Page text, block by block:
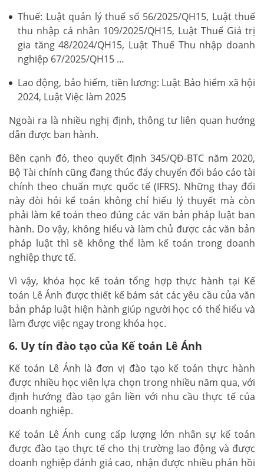
Thuế: Luật quản lý thuế số 56/2025/QH15, Luật thuế
thu nhập cá nhân 109/2025/QH15, Luật Thuế Giá trị
gia tăng 48/2024/QH15, Luật Thuế Thu nhập doanh
nghiệp 67/2025/QH15 …
Lao động, bảo hiểm, tiền lương: Luật Bảo hiểm xã hội
2024, Luật Việc làm 2025
Ngoài ra là nhiều nghị định, thông tư liên quan hướng
dẫn được ban hành.
Bên cạnh đó, theo quyết định 345/QĐ-BTC năm 2020,
Bộ Tài chính cũng đang thúc đẩy chuyển đổi báo cáo tài
chính theo chuẩn mực quốc tế (IFRS). Những thay đổi
này đòi hỏi kế toán không chỉ hiểu lý thuyết mà còn
phải làm kế toán theo đúng các văn bản pháp luật ban
hành. Do vậy, không hiểu và làm chủ được các văn bản
pháp luật thì sẽ không thể làm kế toán trong doanh
nghiệp thực tế.
Vì vậy, khóa học kế toán tổng hợp thực hành tại Kế
toán Lê Ánh được thiết kế bám sát các yêu cầu của văn
bản pháp luật hiện hành giúp người học có thể hiểu và
làm được việc ngay trong khóa học.
6. Uy tín đào tạo của Kế toán Lê Ánh
Kế toán Lê Ánh là đơn vị đào tạo kế toán thực hành
được nhiều học viên lựa chọn trong nhiều năm qua, với
định hướng đào tạo gắn liền với nhu cầu thực tế của
doanh nghiệp.
Kế toán Lê Ánh cung cấp lượng lớn nhân sự kế toán
được đào tạo thực tế cho thị trường lao động và được
doanh nghiệp đánh giá cao, nhận được nhiều phản hồi